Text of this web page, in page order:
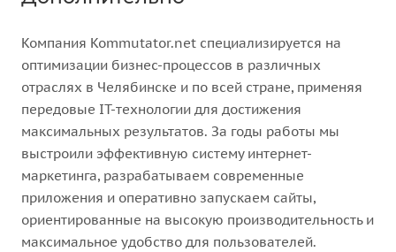
Компания Kommutator.net специализируется на
оптимизации бизнес-процессов в различных
отраслях в Челябинске и по всей стране, применяя
передовые IT-технологии для достижения
максимальных результатов. За годы работы мы
выстроили эффективную систему интернет-
маркетинга, разрабатываем современные
приложения и оперативно запускаем сайты,
ориентированные на высокую производительность и
максимальное удобство для пользователей.